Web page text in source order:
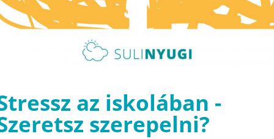
az iskolában -
szerepelni?